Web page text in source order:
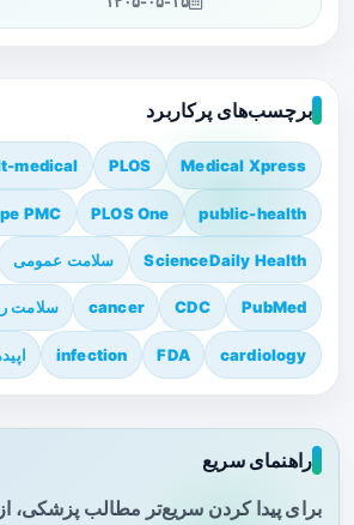
برچسب‌های پرکاربرد
Medical Xpress
PLOS
medical
public-health
PLOS One
PMC
ScienceDaily Health سلامت عمومی
PubMed
CDC
cancer سلامت
cardiology
FDA
infection
راهنمای سریع
برای پیدا کردن سریع‌تر مطالب پزشکی،